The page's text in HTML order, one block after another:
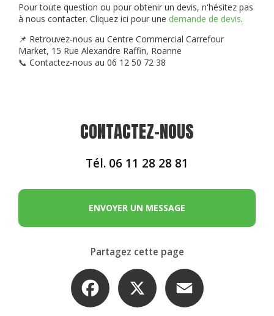
Pour toute question ou pour obtenir un devis, n'hésitez pas
à nous contacter. Cliquez ici pour une demande de devis.
📌 Retrouvez-nous au Centre Commercial Carrefour
Market, 15 Rue Alexandre Raffin, Roanne
📞 Contactez-nous au 06 12 50 72 38
CONTACTEZ-NOUS
Tél. 06 11 28 28 81
ENVOYER UN MESSAGE
Partagez cette page
Facebook